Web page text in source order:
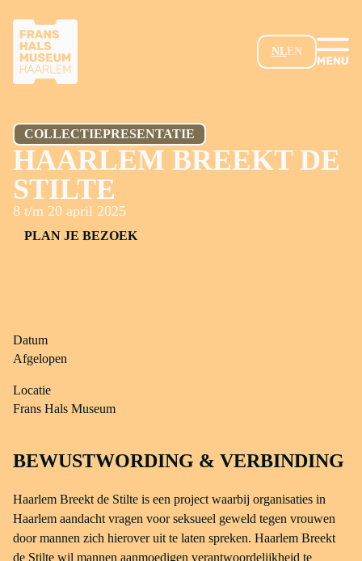
GA NAAR HOOFDINHOUD
NLEN
COLLECTIEPRESENTATIE
HAARLEM BREEKT DE
STILTE
8 t/m 20 april 2025
PLAN JE BEZOEK
Datum
Afgelopen
Locatie
Frans Hals Museum
BEWUSTWORDING & VERBINDING
Haarlem Breekt de Stilte is een project waarbij organisaties in
Haarlem aandacht vragen voor seksueel geweld tegen vrouwen
door mannen zich hierover uit te laten spreken. Haarlem Breekt
de Stilte wil mannen aanmoedigen verantwoordelijkheid te